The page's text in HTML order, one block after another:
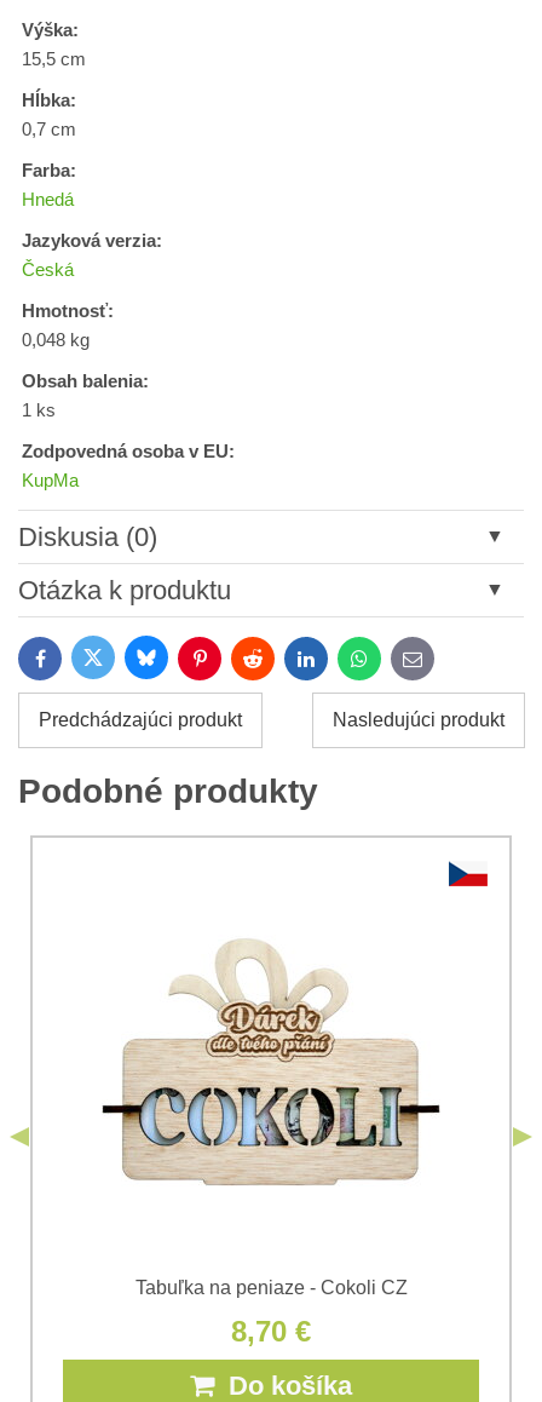
Výška:
15,5 cm
Hĺbka:
0,7 cm
Farba:
Hnedá
Jazyková verzia:
Česká
Hmotnosť:
0,048 kg
Obsah balenia:
1 ks
Zodpovedná osoba v EU:
KupMa
Diskusia (0)
Nový komentár
Názov:
Meno:*
Súhlasím so spracovaním osobných údajov za účelom
odoslania formulára. Oboznámil som sa s
Ochrany osobných údajov
Otázka k produktu
*
Váš e-mail:*
FacebookTwitter BlueskyPinterestReddit LinkedInWhatsApp
E-
mail
Predchádzajúci produkt Nasledujúci produkt
Podobné produkty
Tabuľka na peniaze - Cokoli CZ
8,70 €
Do košíka